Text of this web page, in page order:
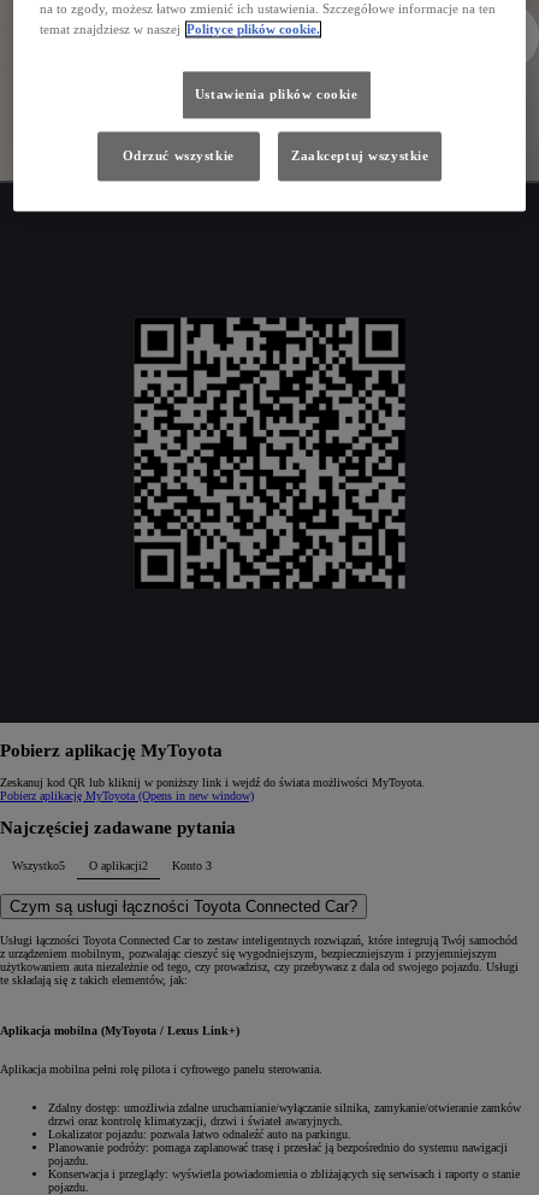
Aplikacja
Nowa era
Pobierz aplikację MyToyota
Zeskanuj kod QR lub kliknij w poniższy link i wejdź do świata możliwości MyToyota.
Pobierz aplikację MyToyota (Opens in new window)
Najczęściej zadawane pytania
Wszystko5 O aplikacji2 Konto 3
Czym są usługi łączności Toyota Connected Car?
Usługi łączności Toyota Connected Car to zestaw inteligentnych rozwiązań, które integrują Twój samochód
z urządzeniem mobilnym, pozwalając cieszyć się wygodniejszym, bezpieczniejszym i przyjemniejszym
użytkowaniem auta niezależnie od tego, czy prowadzisz, czy przebywasz z dala od swojego pojazdu. Usługi
te składają się z takich elementów, jak:
Aplikacja mobilna (MyToyota / Lexus Link+)
Aplikacja mobilna pełni rolę pilota i cyfrowego panelu sterowania.
Zdalny dostęp: umożliwia zdalne uruchamianie/wyłączanie silnika, zamykanie/otwieranie zamków
drzwi oraz kontrolę klimatyzacji, drzwi i świateł awaryjnych.
Lokalizator pojazdu: pozwala łatwo odnaleźć auto na parkingu.
Planowanie podróży: pomaga zaplanować trasę i przesłać ją bezpośrednio do systemu nawigacji
pojazdu.
Konserwacja i przeglądy: wyświetla powiadomienia o zbliżających się serwisach i raporty o stanie
pojazdu.
na to zgody, możesz łatwo zmienić ich ustawienia. Szczegółowe informacje na ten
temat znajdziesz w naszej Polityce plików cookie.
Ustawienia plików cookie
Odrzuć wszystkie Zaakceptuj wszystkie